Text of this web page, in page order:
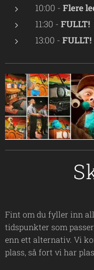
10:00 - Flere
11:30 - FULLT!
13:00 - FULLT!
Fint om du fyller inn
tidspunkter som
enn ett alternativ. Vi
plass, så fort vi har